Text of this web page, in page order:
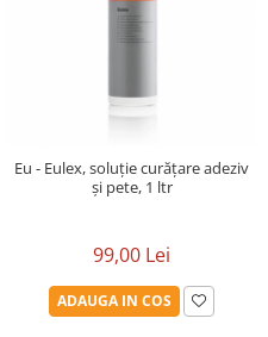
Eu - Eulex, soluție curățare adeziv
și pete, 1 ltr
99,00 Lei
ADAUGA IN COS